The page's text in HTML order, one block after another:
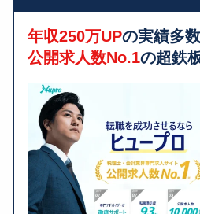
年収250万UPの実績多
公開求人数No.1の超鉄